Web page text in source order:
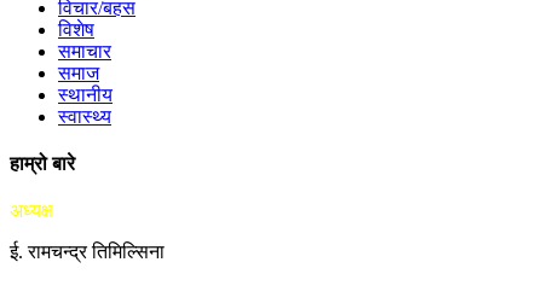
विचार/बहस
विशेष
समाचार
समाज
स्थानीय
स्वास्थ्य
हाम्रो बारे
अध्यक्ष
ई. रामचन्द्र तिमिल्सिना